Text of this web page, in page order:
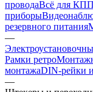
проводаВсё для КПП
приборы
резервного питания
—
Рамки ретро
монтажаDIN-рейки
—